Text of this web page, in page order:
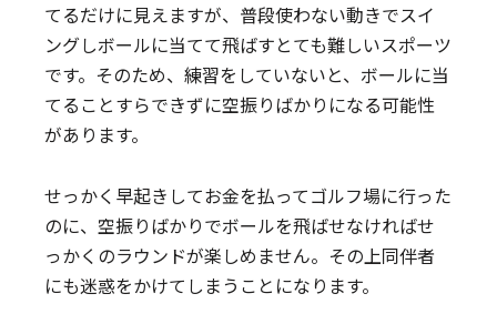
てるだけに見えますが、普段使わない動きでスイ
ングしボールに当てて飛ばすとても難しいスポーツ
です。そのため、練習をしていないと、ボールに当
てることすらできずに空振りばかりになる可能性
があります。
せっかく早起きしてお金を払ってゴルフ場に行った
のに、空振りばかりでボールを飛ばせなければせ
っかくのラウンドが楽しめません。その上同伴者
にも迷惑をかけてしまうことになります。